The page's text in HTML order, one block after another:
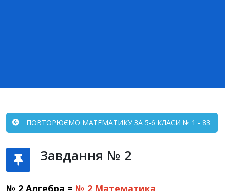
ПОВТОРЮЄМО МАТЕМАТИКУ ЗА 5-6 КЛАСИ № 1 - 83
Завдання № 2
№ 2 Алгебра = № 2 Математика